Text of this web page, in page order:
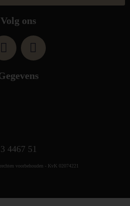
Volg ons
4467 51
voorbehouden - KvK 02074221